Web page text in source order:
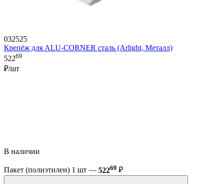
032525
Крепёж для ALU-CORNER сталь (Arlight, Металл)
52269
₽/шт
В наличии
Пакет (полиэтилен) 1 шт — 52269 ₽